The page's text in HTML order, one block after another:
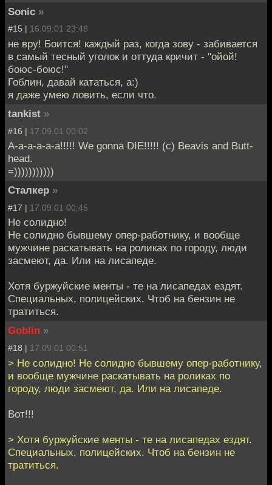
Sonic »
#15 | 16.09.01 23:48
не вру! Боится! каждый раз, когда зову - забивается
в самый тесный уголок и оттуда кричит - "ойой!
боюс-боюс!"
Гоблин, давай кататься, а:)
я даже умею ловить, если что.
tankist »
#16 | 17.09.01 00:02
A-a-a-a-a-a!!!!! We gonna DIE!!!!! (c) Beavis and Butt-
head.
=)))))))))))
Cталкер »
#17 | 17.09.01 00:45
Не солидно!
Не солидно бывшему опер-работнику, и вообще
мужчине раскатывать на роликах по городу, люди
засмеют, да. Или на лисапеде.
Хотя буржуйские менты - те на лисапедах ездят.
Специальных, полицейских. Чтоб на бензин не
тратиться.
Goblin »
#18 | 17.09.01 00:51
> Не солидно! Не солидно бывшему опер-работнику,
и вообще мужчине раскатывать на роликах по
городу, люди засмеют, да. Или на лисапеде.
Вот!!!
> Хотя буржуйские менты - те на лисапедах ездят.
Специальных, полицейских. Чтоб на бензин не
тратиться.